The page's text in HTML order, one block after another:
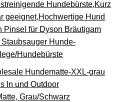
Hundebürste,Kurz
geeignet,Hochwertige Hund
Pinsel für Dyson Bräutigam
Hunde-
Hundebürste
Hundematte-XXL-grau
In und Outdoor
Grau/Schwarz